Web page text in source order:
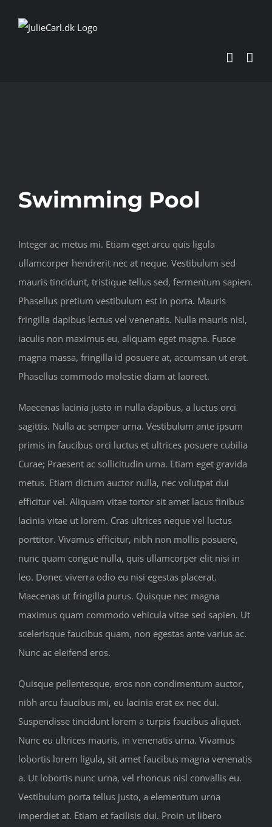
Image
Swimming Pool
Integer ac metus mi. Etiam eget arcu quis ligula
ullamcorper hendrerit nec at neque. Vestibulum sed
mauris tincidunt, tristique tellus sed, fermentum sapien.
Phasellus pretium vestibulum est in porta. Mauris
fringilla dapibus lectus vel venenatis. Nulla mauris nisl,
iaculis non maximus eu, aliquam eget magna. Fusce
magna massa, fringilla id posuere at, accumsan ut erat.
Phasellus commodo molestie diam at laoreet.
Maecenas lacinia justo in nulla dapibus, a luctus orci
sagittis. Nulla ac semper urna. Vestibulum ante ipsum
primis in faucibus orci luctus et ultrices posuere cubilia
Curae; Praesent ac sollicitudin urna. Etiam eget gravida
metus. Etiam dictum auctor nulla, nec volutpat dui
efficitur vel. Aliquam vitae tortor sit amet lacus finibus
lacinia vitae ut lorem. Cras ultrices neque vel luctus
porttitor. Vivamus efficitur, nibh non mollis posuere,
nunc quam congue nulla, quis ullamcorper elit nisi in
leo. Donec viverra odio eu nisi egestas placerat.
Maecenas ut fringilla purus. Quisque nec magna
maximus quam commodo vehicula vitae sed sapien. Ut
scelerisque faucibus quam, non egestas ante varius ac.
Nunc ac eleifend eros.
Quisque pellentesque, eros non condimentum auctor,
nibh arcu faucibus mi, eu lacinia erat ex nec dui.
Suspendisse tincidunt lorem a turpis faucibus aliquet.
Nunc eu ultrices mauris, in venenatis urna. Vivamus
lobortis lorem ligula, sit amet faucibus magna venenatis
a. Ut lobortis nunc urna, vel rhoncus nisl convallis eu.
Vestibulum porta tellus justo, a elementum urna
imperdiet at. Etiam et facilisis dui. Proin ut libero